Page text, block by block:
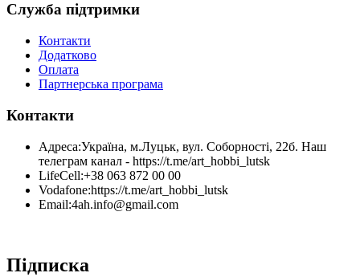
Служба підтримки
Контакти
Додатково
Оплата
Партнерська програма
Контакти
Адреса:Україна, м.Луцьк, вул. Соборності, 22б. Наш
телеграм канал - https://t.me/art_hobbi_lutsk
LifeCell:+38 063 872 00 00
Vodafone:https://t.me/art_hobbi_lutsk
Email:4ah.info@gmail.com
Підписка